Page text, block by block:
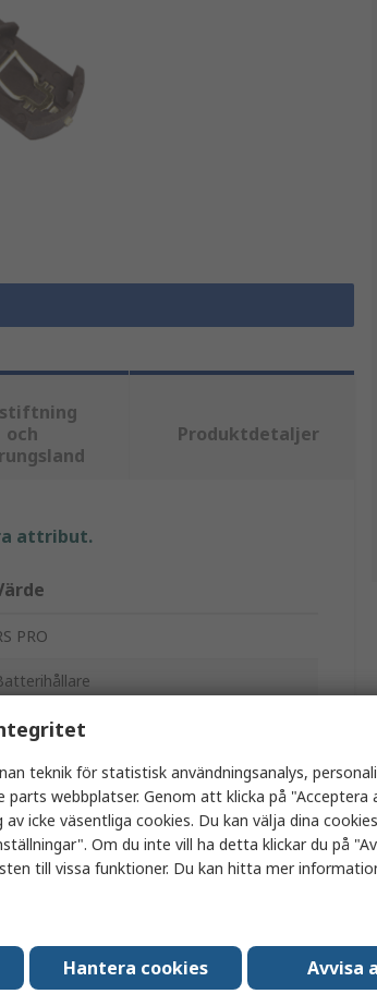
och
Produktdetaljer
attribut.
PRO
Yta
teknik för statistisk användningsanalys,
webbplatser. Genom att klicka på "Acceptera
icke väsentliga cookies. Du kan välja dina
Om du inte vill ha detta klickar du på
till vissa funktioner. Du kan hitta mer
Hantera cookies Avvisa